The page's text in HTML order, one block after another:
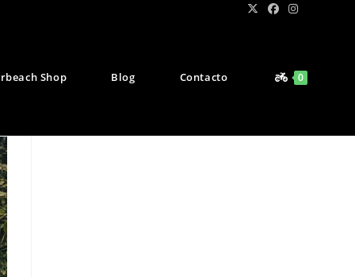
Shop Blog Contacto 0